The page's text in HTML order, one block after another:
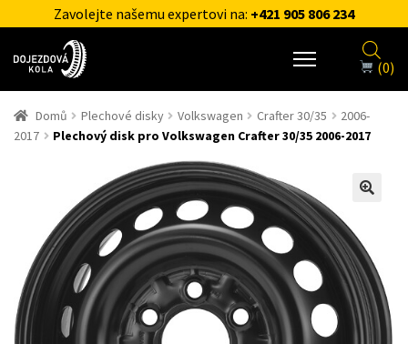
Zavolejte našemu expertovi na: +421 905 806 234
(0)
Domů Plechové disky Volkswagen Crafter 30/35
2006-
2017
Plechový disk pro Volkswagen Crafter 30/35 2006-2017